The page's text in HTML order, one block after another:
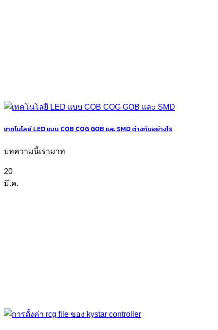
เทคโนโลยี LED แบบ COB COG GOB และ SMD ต่างกันอย่างไร
บทความนี้เรามาท
20
มี.ค.